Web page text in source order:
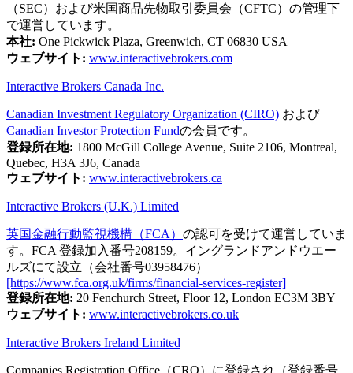
（SEC）および米国商品先物取引委員会（CFTC）の管理下
で運営しています。
本社: One Pickwick Plaza, Greenwich, CT 06830 USA
ウェブサイト: www.interactivebrokers.com
Interactive Brokers Canada Inc.
Canadian Investment Regulatory Organization (CIRO) および
Canadian Investor Protection Fundの会員です。
登録所在地: 1800 McGill College Avenue, Suite 2106, Montreal,
Quebec, H3A 3J6, Canada
ウェブサイト: www.interactivebrokers.ca
Interactive Brokers (U.K.) Limited
英国金融行動監視機構（FCA） の認可を受けて運営していま
す。FCA 登録加入番号208159。イングランドアンドウエー
ルズにて設立（会社番号03958476）
[https://www.fca.org.uk/firms/financial-services-register]
登録所在地: 20 Fenchurch Street, Floor 12, London EC3M 3BY
ウェブサイト: www.interactivebrokers.co.uk
Interactive Brokers Ireland Limited
Companies Registration Office（CRO）に登録され（登録番号